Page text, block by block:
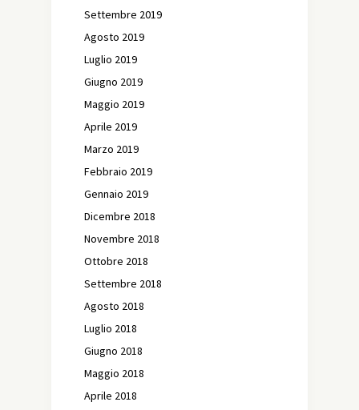
Settembre 2019
Agosto 2019
Luglio 2019
Giugno 2019
Maggio 2019
Aprile 2019
Marzo 2019
Febbraio 2019
Gennaio 2019
Dicembre 2018
Novembre 2018
Ottobre 2018
Settembre 2018
Agosto 2018
Luglio 2018
Giugno 2018
Maggio 2018
Aprile 2018